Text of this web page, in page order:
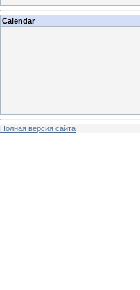
Calendar
Полная версия сайта